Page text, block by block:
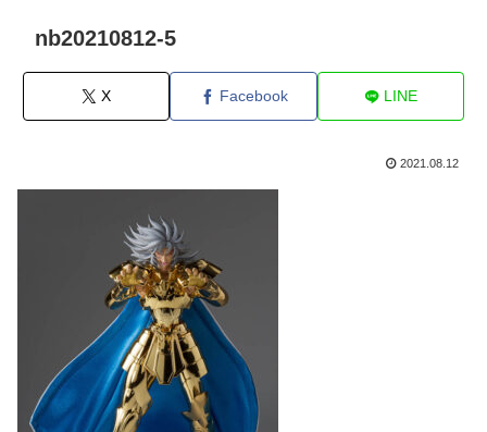
nb20210812-5
X Facebook LINE
2021.08.12